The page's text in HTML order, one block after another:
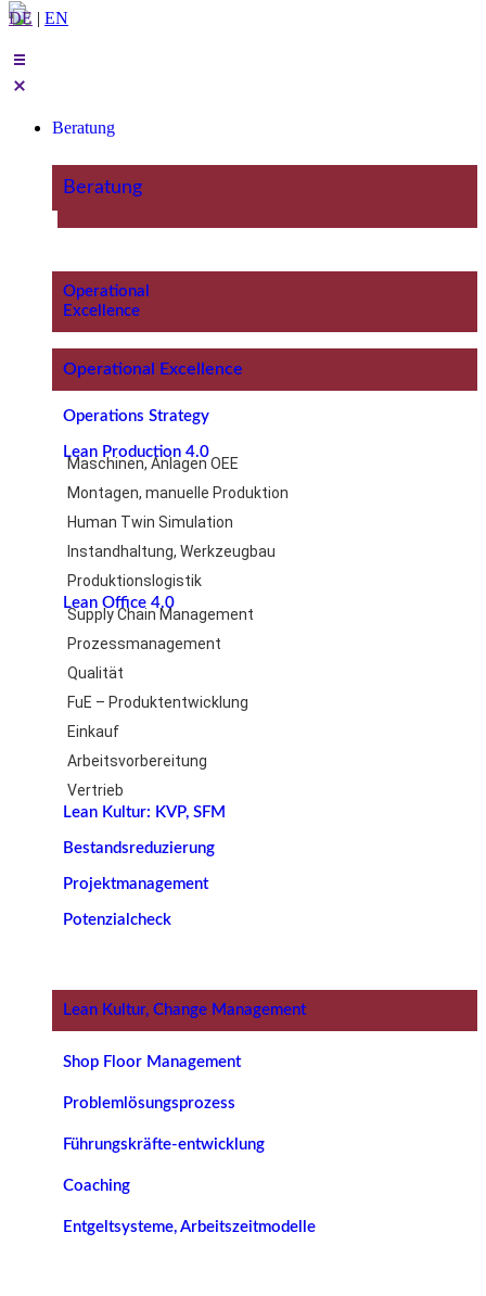
DE | EN
Beratung
Beratung
Operational
Excellence
Operational Excellence
Operations Strategy
Lean Production 4.0
Maschinen, Anlagen OEE
Montagen, manuelle Produktion
Human Twin Simulation
Instandhaltung, Werkzeugbau
Produktionslogistik
Lean Office 4.0
Supply Chain Management
Prozessmanagement
Qualität
FuE – Produktentwicklung
Einkauf
Arbeitsvorbereitung
Vertrieb
Lean Kultur: KVP, SFM
Bestandsreduzierung
Projektmanagement
Potenzialcheck
Lean Kultur, Change Management
Shop Floor Management
Problemlösungsprozess
Führungskräfte-entwicklung
Coaching
Entgeltsysteme, Arbeitszeitmodelle